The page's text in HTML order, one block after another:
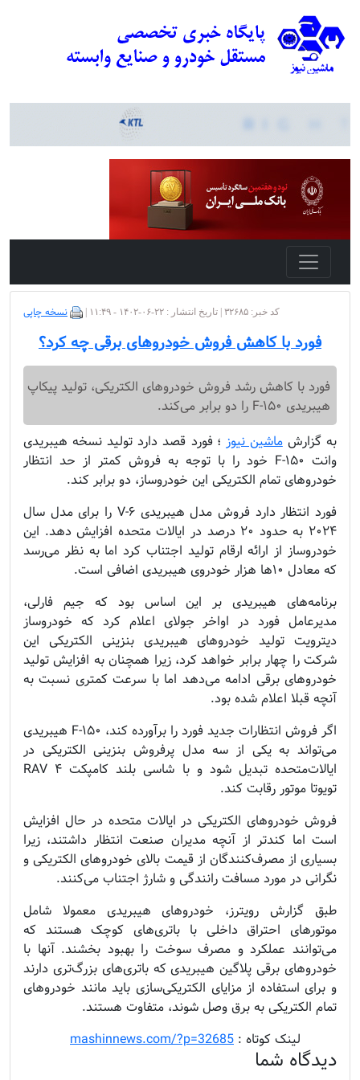
کد خبر: ۳۲۶۸۵ | تاریخ انتشار : ۲۲-۰۶-۱۴۰۲ - ۱۱:۴۹ | نسخه چاپی
فورد با کاهش فروش خودروهای برقی چه کرد؟
فورد با کاهش رشد فروش خودروهای الکتریکی، تولید پیکاپ
هیبریدی F-۱۵۰ را دو برابر می‌کند.
به گزارشماشین نیوز ؛ فورد قصد دارد تولید نسخه هیبریدی
وانت F-۱۵۰ خود را با توجه به فروش کمتر از حد انتظار
خودروهای تمام الکتریکی این خودروساز، دو برابر کند.
فورد انتظار دارد فروش مدل هیبریدی V-۶ را برای مدل سال
۲۰۲۴ به حدود ۲۰ درصد در ایالات‌ متحده افزایش دهد. این
خودروساز از ارائه ارقام تولید اجتناب کرد اما به نظر می‌رسد
که معادل ۱۰‌ها هزار خودروی هیبریدی اضافی است.
برنامه‌های هیبریدی بر این اساس بود که جیم فارلی،
مدیرعامل فورد در اواخر جولای اعلام کرد که خودروساز
دیترویت تولید خودروهای هیبریدی بنزینی الکتریکی این
شرکت را چهار برابر خواهد کرد، زیرا همچنان به افزایش تولید
خودروهای برقی ادامه می‌دهد اما با سرعت کمتری نسبت به
آنچه قبلا اعلام شده بود.
اگر فروش انتظارات جدید فورد را برآورده کند، F-۱۵۰ هیبریدی
می‌تواند به یکی از سه مدل پرفروش بنزینی الکتریکی در
ایالات‌متحده تبدیل شود و با شاسی بلند کامپکت RAV ۴
تویوتا موتور رقابت کند.
فروش خودروهای الکتریکی در ایالات‌ متحده در حال افزایش
است اما کندتر از آنچه مدیران صنعت انتظار داشتند، زیرا
بسیاری از مصرف‌کنندگان از قیمت بالای خودروهای الکتریکی و
نگرانی در مورد مسافت رانندگی و شارژ اجتناب می‌کنند.
طبق گزارش رویترز، خودروهای هیبریدی معمولا شامل
موتورهای احتراق داخلی با باتری‌های کوچک هستند که
می‌توانند عملکرد و مصرف سوخت را بهبود بخشند. آنها با
خودروهای برقی پلاگین هیبریدی که باتری‌های بزرگ‌تری دارند
و برای استفاده از مزایای الکتریکی‌سازی باید مانند خودروهای
تمام الکتریکی به برق وصل شوند، متفاوت هستند.
لینک کوتاه : mashinnews.com/?p=32685
دیدگاه شما